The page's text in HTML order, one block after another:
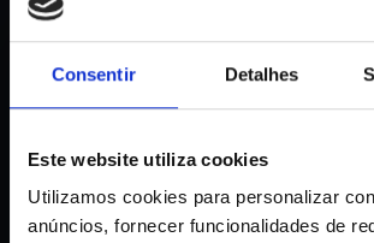
Consentir Detalhes
Este website utiliza cookies
Utilizamos cookies para personalizar
anúncios, fornecer funcionalidades de
SEDE
Rua 5 de Outubro N. 9A,
2650-332, Amadora. GPS
TELEFONE
+351 914 302 295
+351 214 934 888
(Chamada para rede fixa nacional)